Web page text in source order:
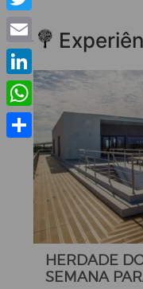
HERDADE
SEMANA
Twitter
Email
LinkedIn
WhatsApp
Share